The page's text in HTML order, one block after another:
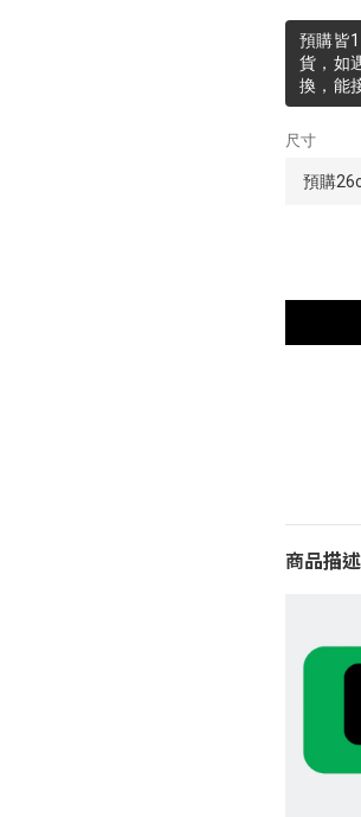
預購皆
貨，如
換，能
尺寸
商品描述